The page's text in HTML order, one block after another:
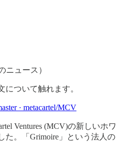
ニュース）
について触れます。
· metacartel/MCV
Ventures (MCV)の新しいホワ
た。「Grimoire」という法人の